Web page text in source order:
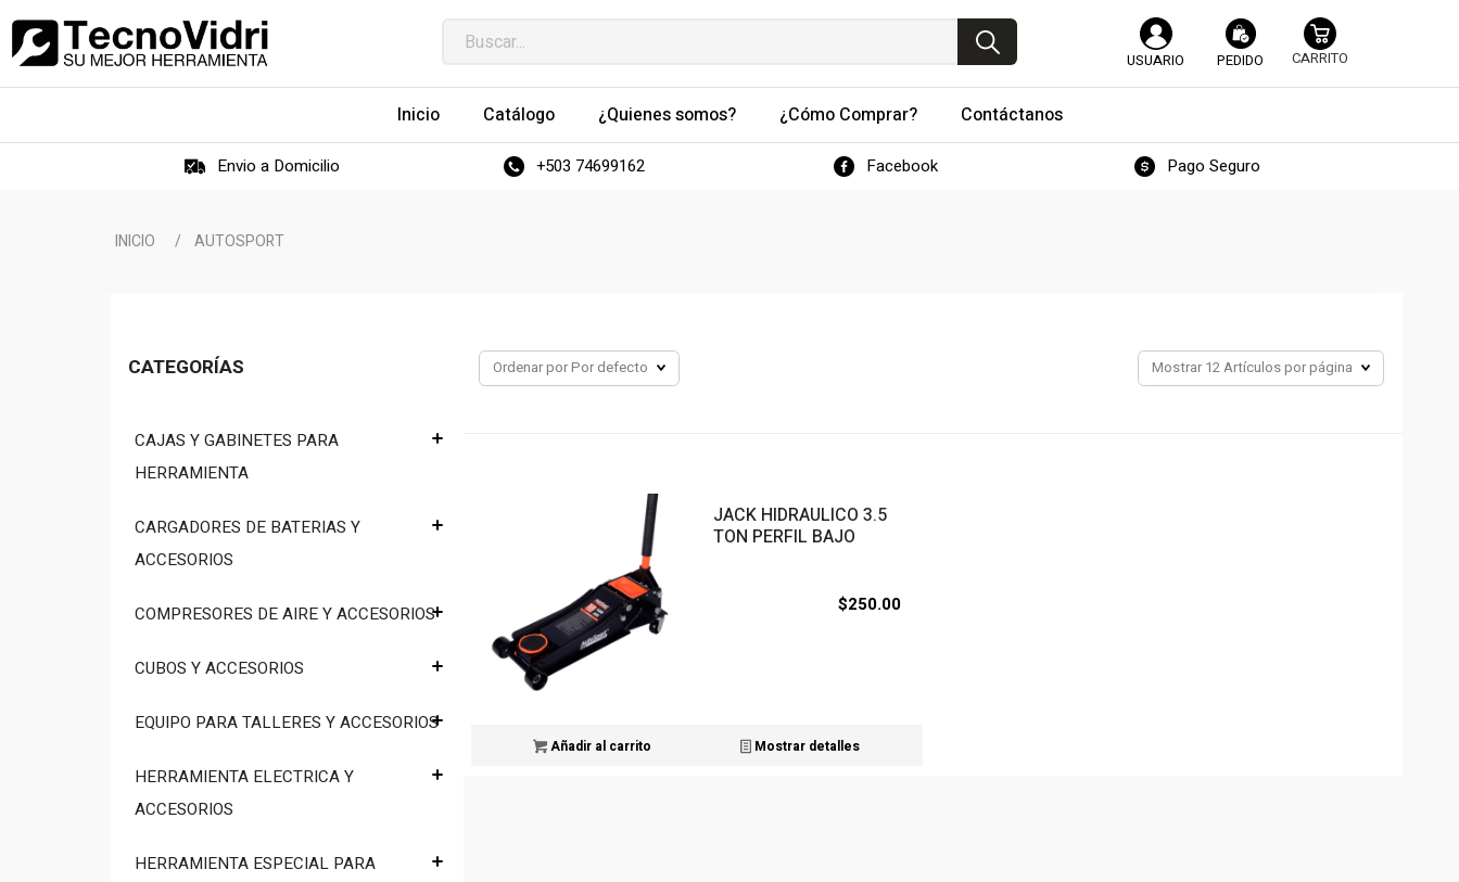
USUARIO PEDIDO
Inicio Catálogo ¿Quienes somos? ¿Cómo Comprar? Contáctanos
Envio a Domicilio +503 74699162 Facebook Pago Seguro
INICIO / AUTOSPORT
Ordenar porPor defecto Mostrar12 Artículos por página
JACK HIDRAULICO 3.5
TON PERFIL BAJO
$250.00
Añadir al carrito Mostrar detalles
CATEGORÍAS
CAJAS Y GABINETES PARA
HERRAMIENTA
CARGADORES DE BATERIAS Y
ACCESORIOS
COMPRESORES DE AIRE Y ACCESORIOS
CUBOS Y ACCESORIOS
EQUIPO PARA TALLERES Y ACCESORIOS
HERRAMIENTA ELECTRICA Y
ACCESORIOS
HERRAMIENTA ESPECIAL PARA